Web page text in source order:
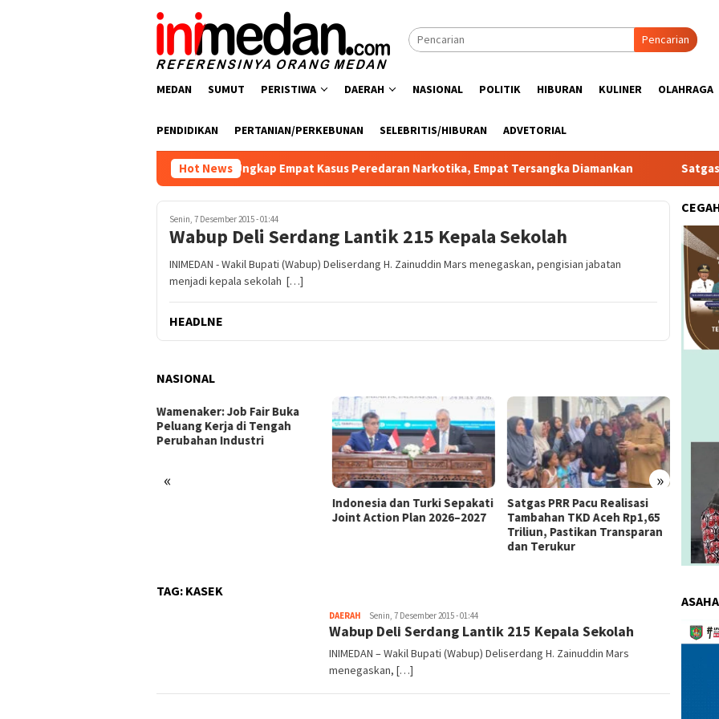
Pencarian
MEDAN SUMUT PERISTIWA DAERAH NASIONAL POLITIK HIBURAN KULINER OLAHRAGA
PENDIDIKAN PERTANIAN/PERKEBUNAN SELEBRITIS/HIBURAN ADVETORIAL
Hot News
Polres Batu Bara Ungkap Empat Kasus Peredaran Narkotika, Empat Tersangka Diamankan Satgas PRR Pacu
Senin, 7 Desember 2015 - 01:44
Wabup Deli Serdang Lantik 215 Kepala Sekolah
INIMEDAN - Wakil Bupati (Wabup) Deliserdang H. Zainuddin Mars menegaskan, pengisian jabatan
menjadi kepala sekolah […]
HEADLNE
NASIONAL
« »
Satgas PRR Pacu Realisasi
Tambahan TKD Aceh Rp1,65
Kemnaker Berhasil Mediasi
Perselisihan PHK PT Amos
Indah Indonesia Perselisihan
PHK PT Amos Indah Indonesia
The
TAG: KASEK
DAERAH redaksi
Senin, 7 Desember 2015 - 01:44
Wabup Deli Serdang Lantik 215 Kepala Sekolah
INIMEDAN – Wakil Bupati (Wabup) Deliserdang H. Zainuddin Mars
menegaskan, […]
Video